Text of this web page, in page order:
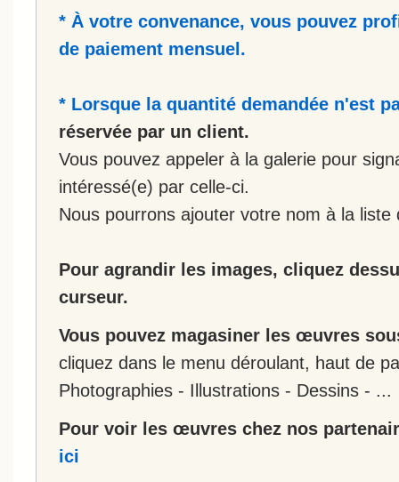
* À votre convenance, vous pouvez
de paiement mensuel.
* Lorsque la quantité demandée n'est
réservée par un client.
Vous pouvez appeler à la galerie pour
intéressé(e) par celle-ci.
Nous pourrons ajouter votre nom à la liste
Pour agrandir les images, cliquez
curseur.
Vous pouvez magasiner les œuvres
cliquez dans le menu déroulant, haut de
Photographies - Illustrations - Dessins - ...
Pour voir les œuvres chez nos
ici